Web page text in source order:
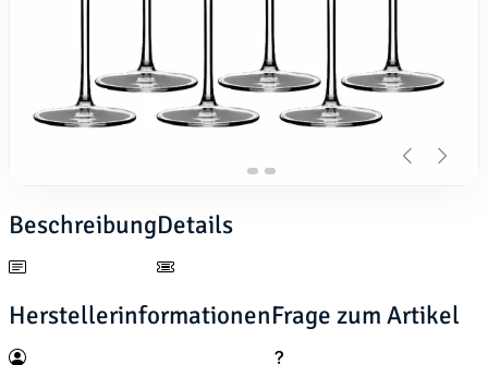
BeschreibungDetails
HerstellerinformationenFrage zum Artikel